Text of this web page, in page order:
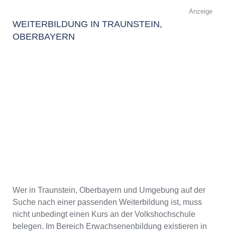
Anzeige
WEITERBILDUNG IN TRAUNSTEIN,
OBERBAYERN
Wer in Traunstein, Oberbayern und Umgebung auf der
Suche nach einer passenden Weiterbildung ist, muss
nicht unbedingt einen Kurs an der Volkshochschule
belegen. Im Bereich Erwachsenenbildung existieren in